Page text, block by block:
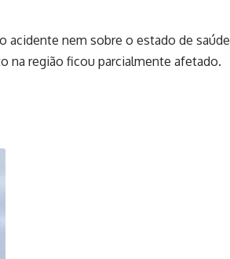
acidente nem sobre o estado de saúde
na região ficou parcialmente afetado.